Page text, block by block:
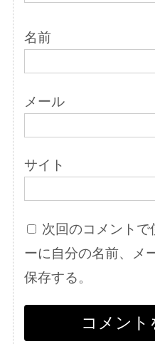
名前
メール
サイト
次回のコメント
ーに自分の名前、メ
保存する。